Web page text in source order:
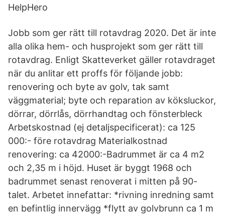
HelpHero
Jobb som ger rätt till rotavdrag 2020. Det är inte
alla olika hem- och husprojekt som ger rätt till
rotavdrag. Enligt Skatteverket gäller rotavdraget
när du anlitar ett proffs för följande jobb:
renovering och byte av golv, tak samt
väggmaterial; byte och reparation av köksluckor,
dörrar, dörrlås, dörrhandtag och fönsterbleck
Arbetskostnad (ej detaljspecificerat): ca 125
000:- före rotavdrag Materialkostnad
renovering: ca 42000:-Badrummet är ca 4 m2
och 2,35 m i höjd. Huset är byggt 1968 och
badrummet senast renoverat i mitten på 90-
talet. Arbetet innefattar: *rivning inredning samt
en befintlig innervägg *flytt av golvbrunn ca 1 m